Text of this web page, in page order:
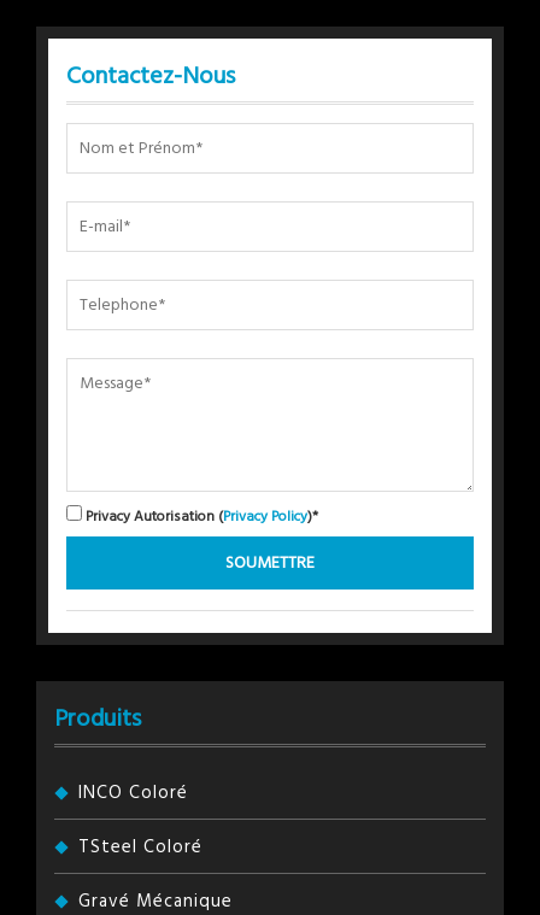
Contactez-Nous
Privacy Autorisation (Privacy Policy)*
Produits
INCO Coloré
TSteel Coloré
Gravé Mécanique